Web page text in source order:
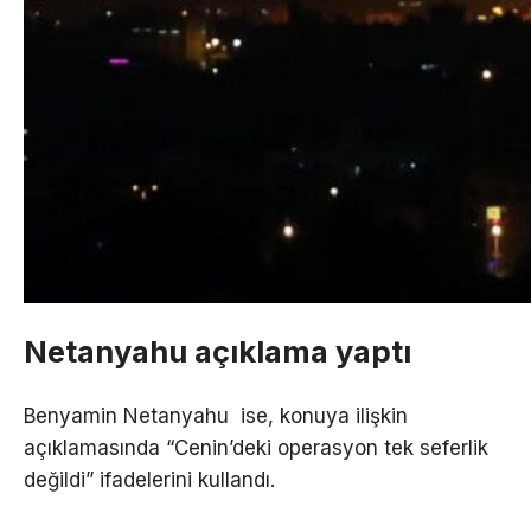
Netanyahu açıklama yaptı
Benyamin Netanyahu ise, konuya ilişkin
açıklamasında “Cenin’deki operasyon tek seferlik
değildi” ifadelerini kullandı.